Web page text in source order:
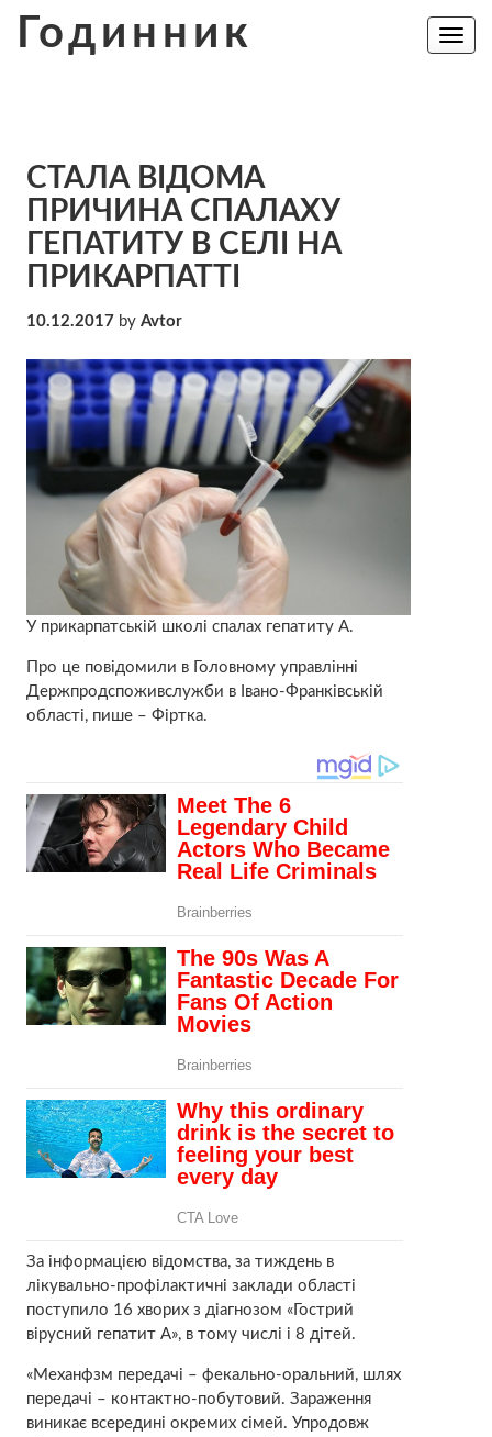
Годинник
Toggle
СТАЛА ВІДОМА
ПРИЧИНА СПАЛАХУ
ГЕПАТИТУ В СЕЛІ НА
ПРИКАРПАТТІ
10.12.2017 by Avtor
У прикарпатській школі спалах гепатиту А.
Про це повідомили в Головному управлінні
Держпродспоживслужби в Івано-Франківській
області, пише – Фіртка.
За інформацією відомства, за тиждень в
лікувально-профілактичні заклади області
поступило 16 хворих з діагнозом «Гострий
вірусний гепатит А», в тому числі і 8 дітей.
«Механфзм передачі – фекально-оральний, шлях
передачі – контактно-побутовий. Зараження
виникає всередині окремих сімей. Упродовж